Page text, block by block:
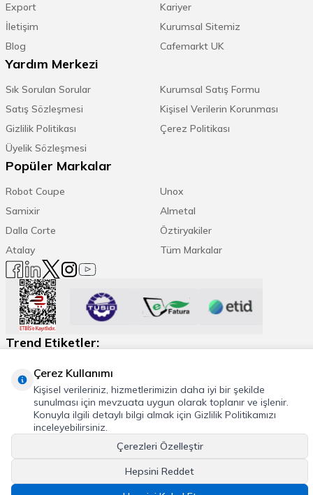
Export
Kariyer
İletişim
Kurumsal Sitemiz
Blog
Cafemarkt UK
Yardım Merkezi
Sık Sorulan Sorular
Kurumsal Satış Formu
Satış Sözleşmesi
Kişisel Verilerin Korunması
Gizlilik Politikası
Çerez Politikası
Üyelik Sözleşmesi
Popüler Markalar
Robot Coupe
Unox
Samixir
Almetal
Dalla Corte
Öztiryakiler
Atalay
Tüm Markalar
Trend Etiketler:
Espresso Makinesi Kahve Öğütücü
© 2026 Cafemarkt, Tüm hakları saklıdır
Çerez Kullanımı
Kişisel verileriniz, hizmetlerimizin daha iyi bir şekilde
sunulması için mevzuata uygun olarak toplanır ve işlenir.
Konuyla ilgili detaylı bilgi almak için Gizlilik Politikamızı
inceleyebilirsiniz.
Çerezleri Özelleştir
Hepsini Reddet